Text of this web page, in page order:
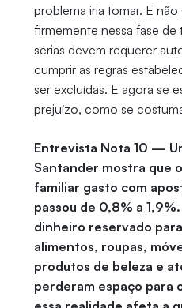
problema iria tomar. E não
firmemente nessa fase de
sérias devem requerer
cumprir as regras
ser excluídas. E agora se
prejuízo, como se
Entrevista Nota 10 —
Santander mostra que
familiar gasto com
passou de 0,8% a
dinheiro reservado
alimentos, roupas,
produtos de beleza e
perderam espaço para